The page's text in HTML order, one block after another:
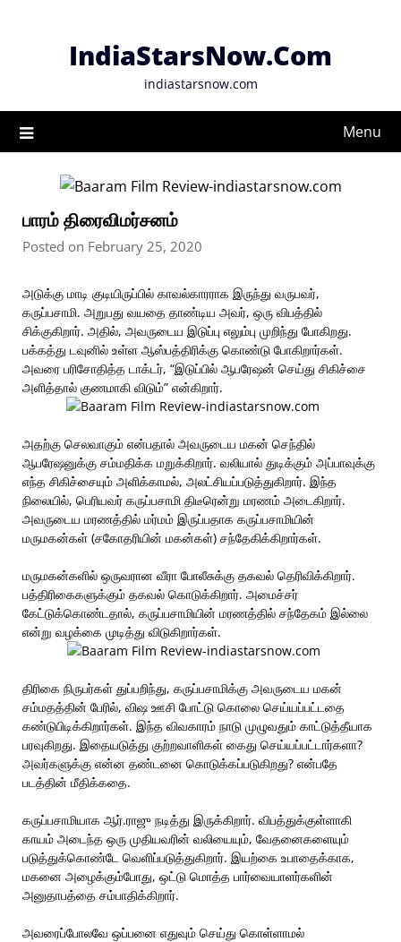
IndiaStarsNow.Com
indiastarsnow.com
Menu
பாரம் திரைவிமர்சனம்
Posted on February 25, 2020
அடுக்கு மாடி குடியிருப்பில் காவல்காரராக இருந்து வருபவர்,
கருப்பசாமி. அறுபது வயதை தாண்டிய அவர், ஒரு விபத்தில்
சிக்குகிறார். அதில், அவருடைய இடுப்பு எலும்பு முறிந்து போகிறது.
பக்கத்து டவுனில் உள்ள ஆஸ்பத்திரிக்கு கொண்டு போகிறார்கள்.
அவரை பரிசோதித்த டாக்டர், “இடுப்பில் ஆபரேஷன் செய்து சிகிச்சை
அளித்தால் குணமாகி விடும்” என்கிறார்.
அதற்கு செலவாகும் என்பதால் அவருடைய மகன் செந்தில்
ஆபரேஷனுக்கு சம்மதிக்க மறுக்கிறார். வலியால் துடிக்கும் அப்பாவுக்கு
எந்த சிகிச்சையும் அளிக்காமல், அலட்சியப்படுத்துகிறார். இந்த
நிலையில், பெரியவர் கருப்பசாமி திடீரென்று மரணம் அடைகிறார்.
அவருடைய மரணத்தில் மர்மம் இருப்பதாக கருப்பசாமியின்
மருமகன்கள் (சகோதரியின் மகன்கள்) சந்தேகிக்கிறார்கள்.
மருமகன்களில் ஒருவரான வீரா போலீசுக்கு தகவல் தெரிவிக்கிறார்.
பத்திரிகைகளுக்கும் தகவல் கொடுக்கிறார். அமைச்சர்
கேட்டுக்கொண்டதால், கருப்பசாமியின் மரணத்தில் சந்தேகம் இல்லை
என்று வழக்கை முடித்து விடுகிறார்கள்.
திரிகை நிருபர்கள் துப்பறிந்து, கருப்பசாமிக்கு அவருடைய மகன்
சம்மதத்தின் பேரில், விஷ ஊசி போட்டு கொலை செய்யப்பட்டதை
கண்டுபிடிக்கிறார்கள். இந்த விவகாரம் நாடு முழுவதும் காட்டுத்தீயாக
பரவுகிறது. இதையடுத்து குற்றவாளிகள் கைது செய்யப்பட்டார்களா?
அவர்களுக்கு என்ன தண்டனை கொடுக்கப்படுகிறது? என்பதே
படத்தின் மீதிக்கதை.
கருப்பசாமியாக ஆர்.ராஜு நடித்து இருக்கிறார். விபத்துக்குள்ளாகி
காயம் அடைந்த ஒரு முதியவரின் வலியையும், வேதனைகளையும்
படுத்துக்கொண்டே வெளிப்படுத்துகிறார். இயற்கை உபாதைக்காக,
மகனை அழைக்கும்போது, ஒட்டு மொத்த பார்வையாளர்களின்
அனுதாபத்தை சம்பாதிக்கிறார்.
அவரைப்போலவே ஒப்பனை எதுவும் செய்து கொள்ளாமல்